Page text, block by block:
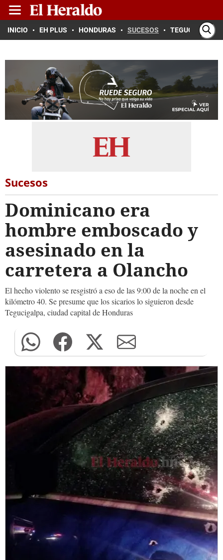
INICIO EH PLUS HONDURAS SUCESOS TEGUCIGALPA
Sucesos
Dominicano era
hombre emboscado y
asesinado en la
carretera a Olancho
El hecho violento se resgistró a eso de las 9:00 de la noche en el
kilómetro 40. Se presume que los sicarios lo siguieron desde
Tegucigalpa, ciudad capital de Honduras